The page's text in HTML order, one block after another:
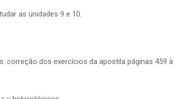
as unidades 9 e 10.
correção dos exercícios da apostila páginas 459